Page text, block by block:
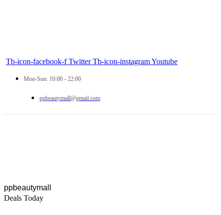
Tb-icon-facebook-f Twitter Tb-icon-instagramYoutube
Mon-Sun: 10:00 - 22:00
ppbeautymall@gmail.com
ppbeautymall
Deals Today